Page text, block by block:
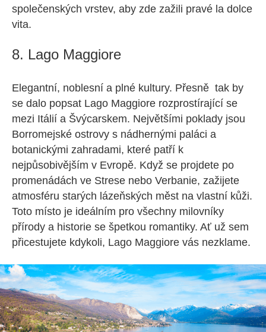
společenských vrstev, aby zde zažili pravé la dolce
vita.
8. Lago Maggiore
Elegantní, noblesní a plné kultury. Přesně tak by
se dalo popsat Lago Maggiore rozprostírající se
mezi Itálií a Švýcarskem. Největšími poklady jsou
Borromejské ostrovy s nádhernými paláci a
botanickými zahradami, které patří k
nejpůsobivějším v Evropě. Když se projdete po
promenádách ve Strese nebo Verbanie, zažijete
atmosféru starých lázeňských měst na vlastní kůži.
Toto místo je ideálním pro všechny milovníky
přírody a historie se špetkou romantiky. Ať už sem
přicestujete kdykoli, Lago Maggiore vás nezklame.